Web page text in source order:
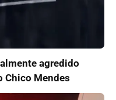
agredido
Chico Mendes